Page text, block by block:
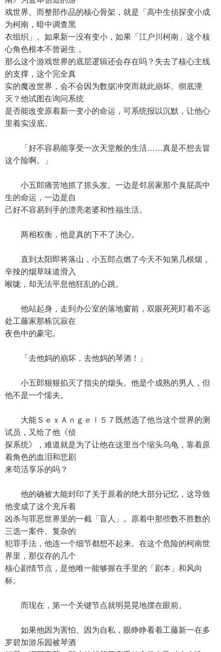
戏世界。而整部作品的核心骨架，就是「高中生侦探变小成
为柯南，暗中调查黑
衣组织」。如果新一没有变小，如果「江户川柯南」这个核
心角色根本不曾诞生，
那么这个游戏世界的底层逻辑还会存在吗？失去了核心主线
的支撑，这个完全真
实的魔改世界，会不会因为数据冲突而就此崩坏、彻底湮
灭？他试图在询问系统
是否能改变原着新一变小的命运，可系统报以沉默，让他心
里着实没底。
「好不容易能享受一次天堂般的生活……真是不想去冒
这个险啊。」
小五郎痛苦地抓了抓头发。一边是邻居家那个臭屁高中
生的命运，一边是自
己好不容易到手的漂亮老婆和性福生活。
两相权衡，他是真的下不了决心。
直到太阳即将落山，小五郎点燃了今天不知第几根烟，
辛辣的烟草味道滑入
喉咙，却无法平息他狂乱的心跳。
他站起身，走到办公室的落地窗前，双眼死死盯着不远
处工藤家那栋沉寂在
夜色中的豪宅。
「去他妈的崩坏，去他妈的琴酒！」
小五郎狠狠掐灭了指尖的烟头。他是个成熟的男人，但
他不是一个懦夫。
大能ＳｅｘＡｎｇｅｌ５７既然选了他当这个世界的测
试员，又给了他《侦
探系统》，难道就是为了让他在这里当个缩头乌龟，靠着原
着角色的血泪和悲剧
来苟活享乐的吗？
他的确被大能封印了关于原着的绝大部分记忆，这导致
他变成了这个充斥着
凶杀与罪恶世界里的一截「盲人」。原着中那些数不胜数的
三选一案件、复杂的
犯罪手法，他连一个细节都想不起来。在这个危险的柯南世
界里，那仅存的几个
核心剧情节点，是他唯一能够握在手里的「剧本」和风向
标。
而现在，第一个关键节点就明晃晃地摆在眼前。
如果他因为害怕、因为自私，眼睁睁看着工藤新一在多
罗碧加游乐园被琴酒